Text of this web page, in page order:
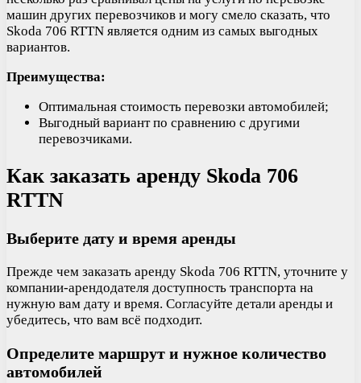
машин других перевозчиков и могу смело сказать, что
Skoda 706 RTTN является одним из самых выгодных
вариантов.
Преимущества:
Оптимальная стоимость перевозки автомобилей;
Выгодный вариант по сравнению с другими
перевозчиками.
Как заказать аренду Skoda 706
RTTN
Выберите дату и время аренды
Прежде чем заказать аренду Skoda 706 RTTN, уточните у
компании-арендодателя доступность транспорта на
нужную вам дату и время. Согласуйте детали аренды и
убедитесь, что вам всё подходит.
Определите маршрут и нужное количество
автомобилей